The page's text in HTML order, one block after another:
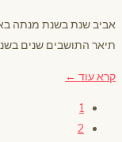
אביב שנת בשנת מנתה
תיאר התושבים שנים
קרא עוד ←
1
2